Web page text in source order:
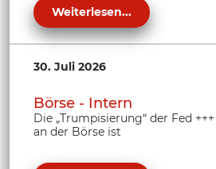
Weiterlesen...
30. Juli 2026
Börse - Intern
Die „Trumpisierung“ der Fed
an der Börse ist